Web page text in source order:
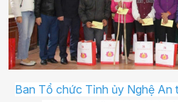
Ban Tổ chức Tỉnh ủy Nghệ An